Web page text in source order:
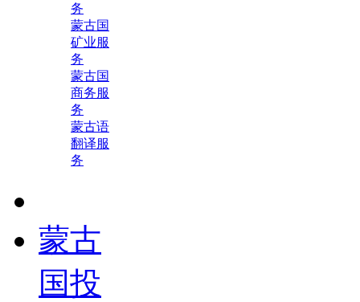
务
蒙古国
矿业服
务
蒙古国
商务服
务
蒙古语
翻译服
务
蒙古
国投